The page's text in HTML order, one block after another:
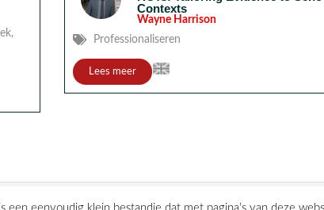
,
Contexts
Wayne Harrison
Professionaliseren
Lees meer